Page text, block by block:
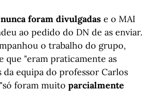
foram divulgadas e o MAI
ao pedido do DN de as enviar.
o trabalho do grupo,
que "eram praticamente as
da equipa do professor Carlos
foram muito parcialmente